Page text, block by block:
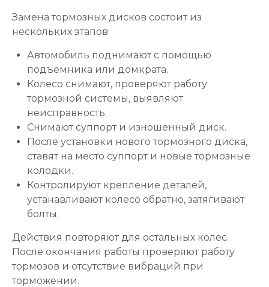
Замена тормозных дисков состоит из
нескольких этапов:
Автомобиль поднимают с помощью
подъемника или домкрата.
Колесо снимают, проверяют работу
тормозной системы, выявляют
неисправность.
Снимают суппорт и изношенный диск.
После установки нового тормозного диска,
ставят на место суппорт и новые тормозные
колодки.
Контролируют крепление деталей,
устанавливают колесо обратно, затягивают
болты.
Действия повторяют для остальных колес.
После окончания работы проверяют работу
тормозов и отсутствие вибраций при
торможении.